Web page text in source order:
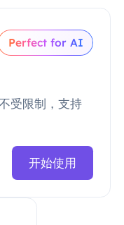
Perfect for AI
受限制，支持
开始使用